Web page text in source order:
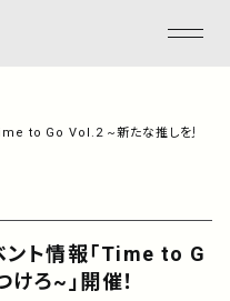
to Go Vol.2 ~新たな推しを見つけ
ト情報「Time to G
ろ~」開催！